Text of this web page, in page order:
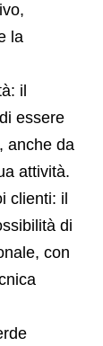
la
il
essere
anche da
attività.
clienti: il
di
con